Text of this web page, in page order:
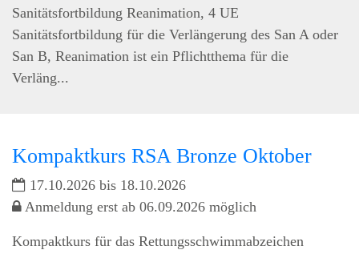
Sanitätsfortbildung Reanimation, 4 UE
Sanitätsfortbildung für die Verlängerung des San A oder
San B, Reanimation ist ein Pflichtthema für die
Verläng...
Kompaktkurs RSA Bronze Oktober
17.10.2026 bis 18.10.2026
Anmeldung erst ab 06.09.2026 möglich
Kompaktkurs für das Rettungsschwimmabzeichen